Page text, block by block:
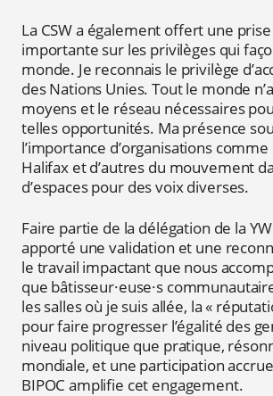
La CSW a également offert une
importante sur les privilèges qui
monde. Je reconnais le privilège
des Nations Unies. Tout le monde
moyens et le réseau nécessaires
telles opportunités. Ma présence
l’importance d’organisations comme
Halifax et d’autres du mouvement
d’espaces pour des voix diverses.
Faire partie de la délégation de la
apporté une validation et une
le travail impactant que nous
que bâtisseur·euse·s
les salles où je suis allée, la «
pour faire progresser l’égalité des
niveau politique que pratique,
mondiale, et une participation
BIPOC amplifie cet engagement.